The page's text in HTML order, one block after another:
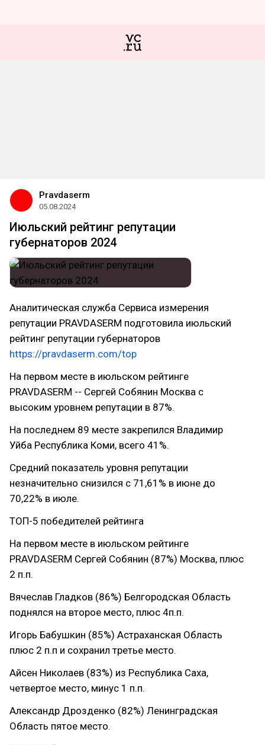
Pravdaserm
05.08.2024
Июльский рейтинг репутации
губернаторов 2024
Аналитическая служба Сервиса измерения
репутации PRAVDASERM подготовила июльский
рейтинг репутации губернаторов
https://pravdaserm.com/top
На первом месте в июльском рейтинге
PRAVDASERM -- Сергей Собянин Москва с
высоким уровнем репутации в 87%.
На последнем 89 месте закрепился Владимир
Уйба Республика Коми, всего 41%.
Средний показатель уровня репутации
незначительно снизился с 71,61% в июне до
70,22% в июле.
ТОП-5 победителей рейтинга
На первом месте в июльском рейтинге
PRAVDASERM Сергей Собянин (87%) Москва, плюс
2 п.п.
Вячеслав Гладков (86%) Белгородская Область
поднялся на второе место, плюс 4п.п.
Игорь Бабушкин (85%) Астраханская Область
плюс 2 п.п и сохранил третье место.
Айсен Николаев (83%) из Республика Саха,
четвертое место, минус 1 п.п.
Александр Дрозденко (82%) Ленинградская
Область пятое место.